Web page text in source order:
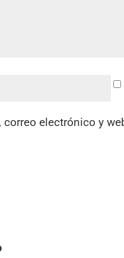
correo electrónico y